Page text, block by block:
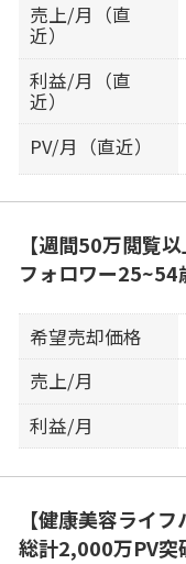
売上/月（直
近）
利益/月（直
近）
PV/月（直近）
【週間50万閲覧
フォロワー25~54
希望売却価格
売上/月
利益/月
【健康美容ライ
総計2,000万PV突